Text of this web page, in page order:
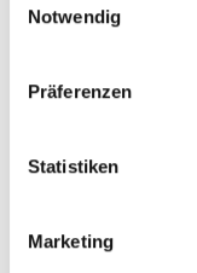
Cookies, wenn Sie
Notwendig
Präferenzen
Statistiken
Marketing